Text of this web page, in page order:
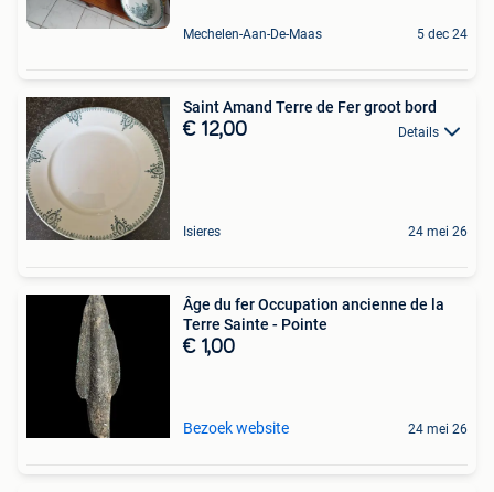
Mechelen-Aan-De-Maas 5 dec 24
Saint Amand Terre de Fer groot bord
€ 12,00 Details
Isieres 24 mei 26
Âge du fer Occupation ancienne de la
Terre Sainte - Pointe
€ 1,00
Bezoek website 24 mei 26